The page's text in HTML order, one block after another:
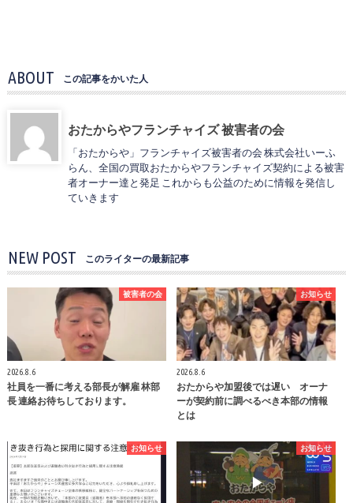
ABOUT この記事をかいた人
おたからやフランチャイズ 被害者の会
「おたからや」フランチャイズ被害者の会 株式会社いーふ
らん、全国の買取おたからやフランチャイズ契約による被害
者オーナー達と発足 これからも公益のために情報を発信し
ていきます
NEW POST このライターの最新記事
被害者の会
2026.8.6
社員を一番に考える部長が解雇 林部
長 連絡お待ちしております。
お知らせ
2026.8.6
おたからや加盟後では遅い オーナ
ーが契約前に調べるべき本部の情報
とは
お知らせ お知らせ